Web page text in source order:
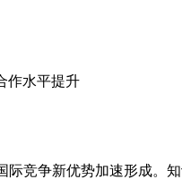
水平提升
竞争新优势加速形成。知